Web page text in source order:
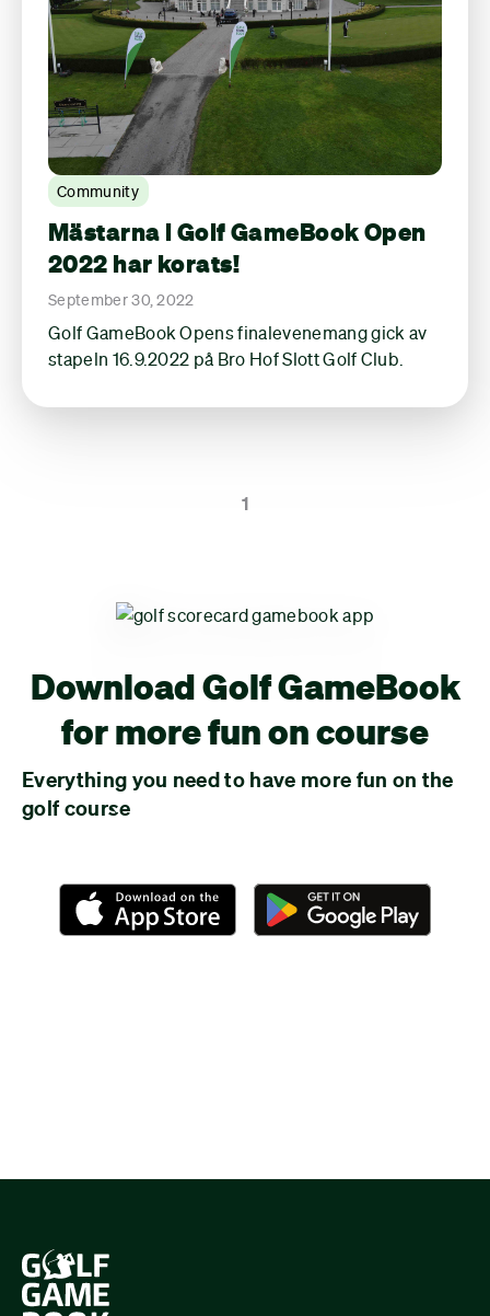
Community
Mästarna i Golf GameBook Open
2022 har korats!
September 30, 2022
Golf GameBook Opens finalevenemang gick av
stapeln 16.9.2022 på Bro Hof Slott Golf Club.
1
Download Golf GameBook
for more fun on course
Everything you need to have more fun on the
golf course